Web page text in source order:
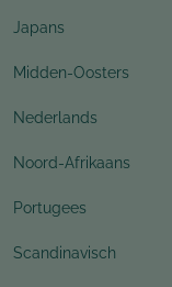
Japans
Midden-Oosters
Nederlands
Noord-Afrikaans
Portugees
Scandinavisch